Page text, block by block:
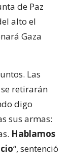
de Paz
alto el
Gaza
Las
se retirarán
digo
sus armas:
Hablamos
“, sentenció